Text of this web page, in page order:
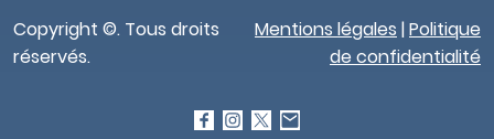
Copyright ©. Tous droits
réservés.
Mentions légales |Politique
de confidentialité